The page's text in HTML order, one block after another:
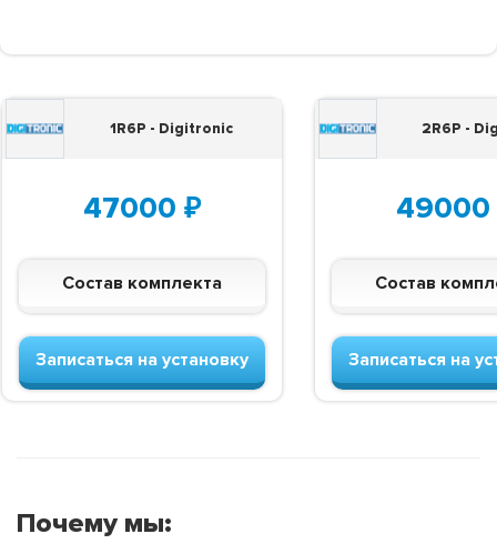
1R6P - Digitronic
47000 ₽
Состав комплекта
Записаться на установку
2R6P -
49000
Состав
Записаться на
Почему мы: